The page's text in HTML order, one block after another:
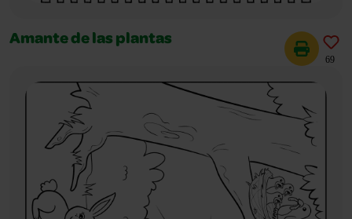
Amante de las plantas
69